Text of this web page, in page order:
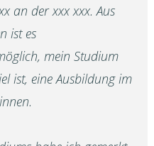
an der xxx xxx. Aus
ist es
mein Studium
ist, eine Ausbildung im